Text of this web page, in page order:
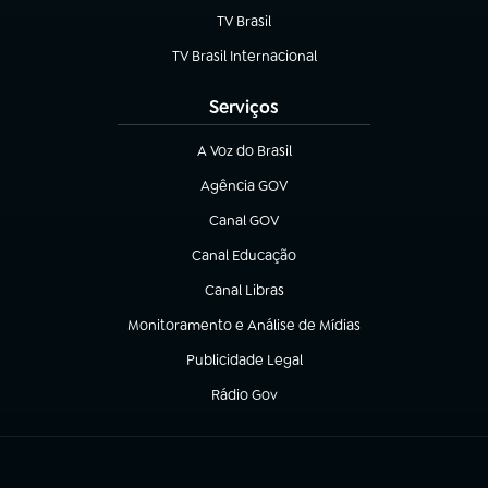
TV Brasil
(abre em nova aba)
TV Brasil Internacional
(abre em nova aba)
Serviços
A Voz do Brasil
(abre em nova aba)
Agência GOV
(abre em nova aba)
Canal GOV
(abre em nova aba)
Canal Educação
(abre em nova aba)
Canal Libras
(abre em nova aba)
Monitoramento e Análise de Mídias
(abre em nova aba)
Publicidade Legal
(abre em nova aba)
Rádio Gov
(abre em nova aba)